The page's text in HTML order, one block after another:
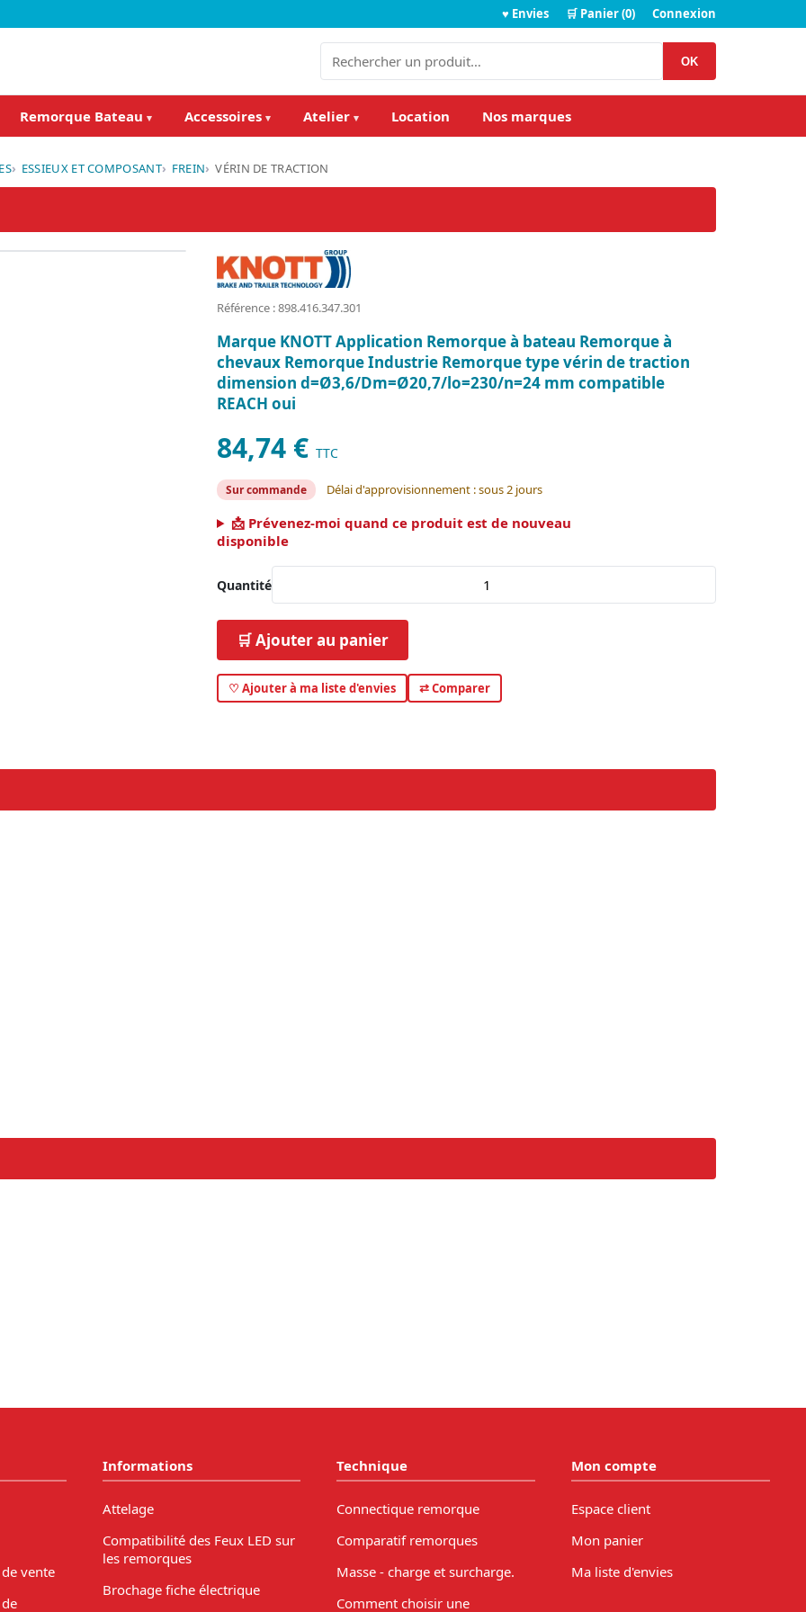
♥ Envies 🛒 Panier (0) Connexion
OK
Remorque Bateau ▾ Accessoires ▾ Atelier ▾ Location Nos marques
ESSIEUX ET COMPOSANT FREIN VÉRIN DE TRACTION
Référence : 898.416.347.301
Marque KNOTT Application Remorque à bateau Remorque à
chevaux Remorque Industrie Remorque type vérin de traction
dimension d=Ø3,6/Dm=Ø20,7/lo=230/n=24 mm compatible
REACH oui
84,74 € TTC
Sur commande Délai d'approvisionnement : sous 2 jours
📩 Prévenez-moi quand ce produit est de nouveau
disponible
Quantité
🛒 Ajouter au panier
♡ Ajouter à ma liste d'envies ⇄ Comparer
vente
Informations
Attelage
Compatibilité des Feux LED sur
les remorques
Brochage fiche électrique
Technique
Connectique remorque
Comparatif remorques
Masse - charge et surcharge.
Comment choisir une
Mon compte
Espace client
Mon panier
Ma liste d'envies